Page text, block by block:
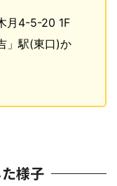
月4-5-20 1F
」駅(東口)か
様子